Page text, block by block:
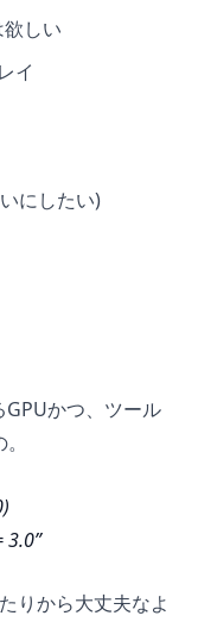
しい
イ
にしたい)
かつ、ツール
3.0
りから大丈夫なよ